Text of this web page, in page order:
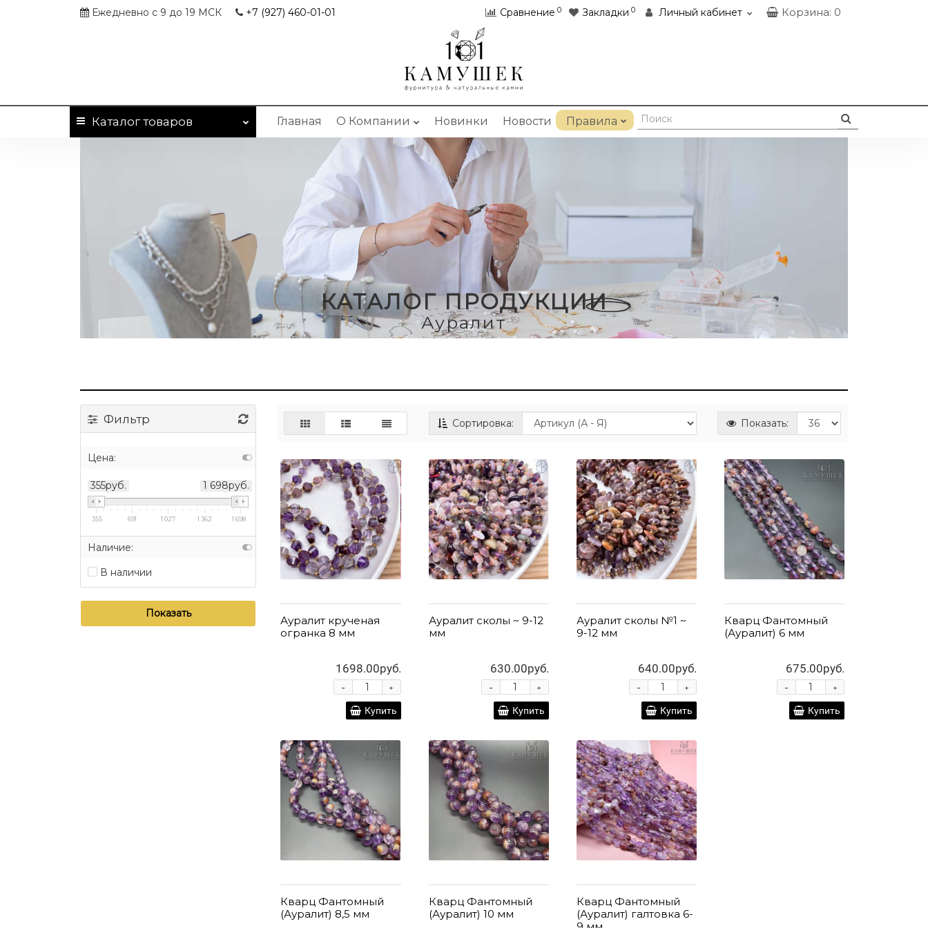
Ежедневно с 9 до 19 МСК +7 (927) 460-01-01 Сравнение 0 Закладки 0 Личный кабинет Корзина: 0
Каталогтоваров Главная О Компании Новинки Новости Правила
КАТАЛОГ ПРОДУКЦИИ
Ауралит
Фильтр
Цена:
355руб. 1 698руб.
355 691 1 027 1 362 1 698
Наличие:
В наличии
Показать
Сортировка: Показать:
Ауралит крученая
огранка 8 мм
1698.00руб.
+
-
Купить
Ауралит сколы ~ 9-12
мм
630.00руб.
+
-
Купить
Ауралит сколы №1 ~
9-12 мм
640.00руб.
+
-
Купить
Кварц Фантомный
(Ауралит) 6 мм
675.00руб.
+
-
Купить
Кварц Фантомный
(Ауралит) 8,5 мм
Кварц Фантомный
(Ауралит) 10 мм
Кварц Фантомный
(Ауралит) галтовка 6-